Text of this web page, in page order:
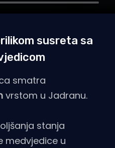
susreta sa
smatra
vrstom u Jadranu.
stanja
medvjedice u